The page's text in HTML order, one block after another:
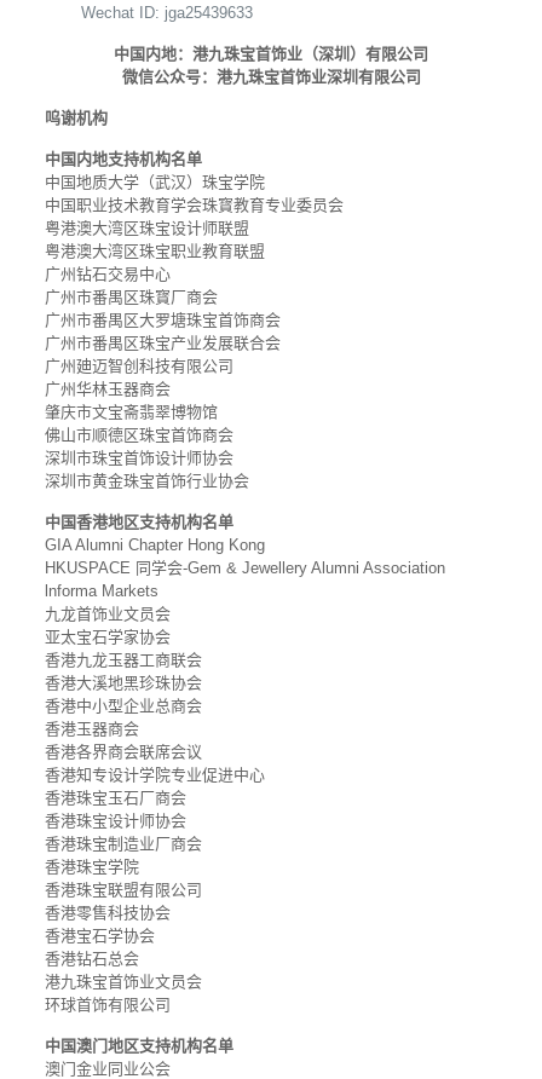
Wechat ID: jga25439633
中国内地：港九珠宝首饰业（深圳）有限公司
微信公众号：港九珠宝首饰业深圳有限公司
呜谢机构
中国内地支持机构名单
中国地质大学（武汉）珠宝学院
中国职业技术教育学会珠寳教育专业委员会
粤港澳大湾区珠宝设计师联盟
粤港澳大湾区珠宝职业教育联盟
广州钻石交易中心
广州市番禺区珠寳厂商会
广州市番禺区大罗塘珠宝首饰商会
广州市番禺区珠宝产业发展联合会
广州廸迈智创科技有限公司
广州华林玉器商会
肇庆市文宝斋翡翠博物馆
佛山市顺德区珠宝首饰商会
深圳市珠宝首饰设计师协会
深圳市黄金珠宝首饰行业协会
中国香港地区支持机构名单
GIA Alumni Chapter Hong Kong
HKUSPACE 同学会-Gem & Jewellery Alumni Association
lnforma Markets
九龙首饰业文员会
亚太宝石学家协会
香港九龙玉器工商联会
香港大溪地黑珍珠协会
香港中小型企业总商会
香港玉器商会
香港各界商会联席会议
香港知专设计学院专业促进中心
香港珠宝玉石厂商会
香港珠宝设计师协会
香港珠宝制造业厂商会
香港珠宝学院
香港珠宝联盟有限公司
香港零售科技协会
香港宝石学协会
香港钻石总会
港九珠宝首饰业文员会
环球首饰有限公司
中国澳门地区支持机构名单
澳门金业同业公会